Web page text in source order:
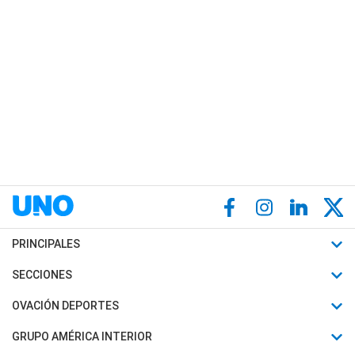
PRINCIPALES
Últimas Noticias
Política
SECCIONES
Horóscopo
Motores
OVACIÓN DEPORTES
Fútbol
GRUPO AMÉRICA INTERIOR